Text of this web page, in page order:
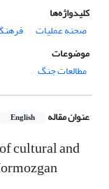
کلیدواژه‌ها
صحنه عملیات
موضوعات
مطالعات جنگ
عنوان مقاله English
cultural and